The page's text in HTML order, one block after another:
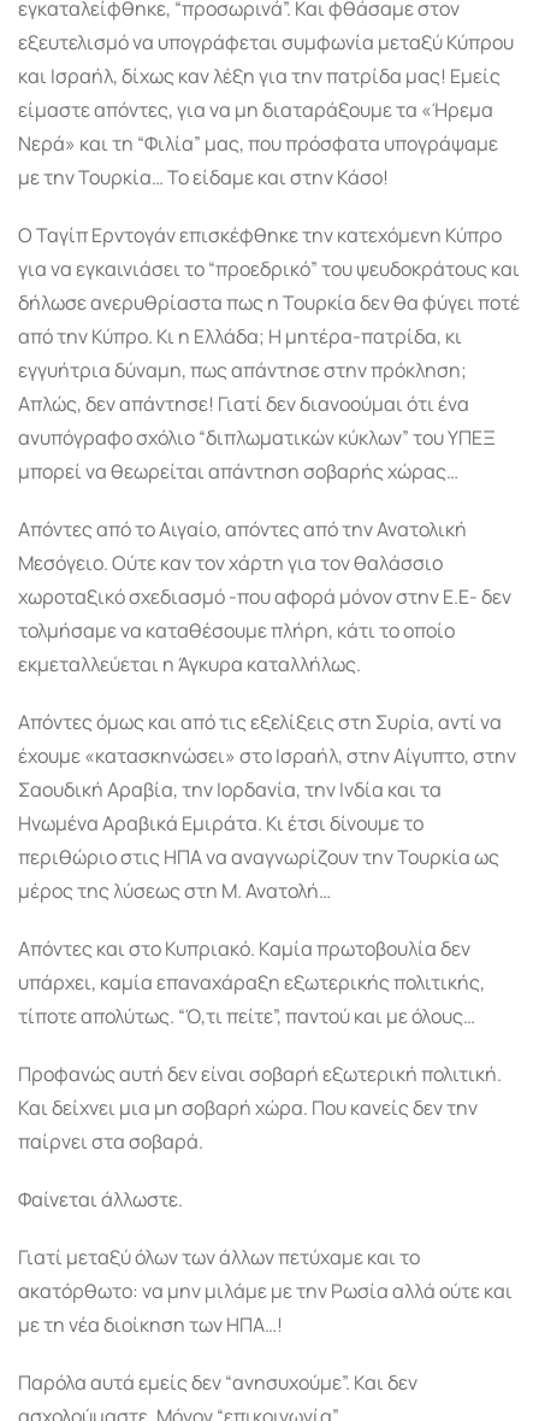
εγκαταλείφθηκε, “προσωρινά”. Και φθάσαμε στον
εξευτελισμό να υπογράφεται συμφωνία μεταξύ Κύπρου
και Ισραήλ, δίχως καν λέξη για την πατρίδα μας! Εμείς
είμαστε απόντες, για να μη διαταράξουμε τα «Ήρεμα
Νερά» και τη “Φιλία” μας, που πρόσφατα υπογράψαμε
με την Τουρκία… Το είδαμε και στην Κάσο!
Ο Ταγίπ Ερντογάν επισκέφθηκε την κατεχόμενη Κύπρο
για να εγκαινιάσει το “προεδρικό” του ψευδοκράτους και
δήλωσε ανερυθρίαστα πως η Τουρκία δεν θα φύγει ποτέ
από την Κύπρο. Κι η Ελλάδα; Η μητέρα-πατρίδα, κι
εγγυήτρια δύναμη, πως απάντησε στην πρόκληση;
Απλώς, δεν απάντησε! Γιατί δεν διανοούμαι ότι ένα
ανυπόγραφο σχόλιο “διπλωματικών κύκλων” του ΥΠΕΞ
μπορεί να θεωρείται απάντηση σοβαρής χώρας…
Απόντες από το Αιγαίο, απόντες από την Ανατολική
Μεσόγειο. Ούτε καν τον χάρτη για τον θαλάσσιο
χωροταξικό σχεδιασμό -που αφορά μόνον στην Ε.Ε- δεν
τολμήσαμε να καταθέσουμε πλήρη, κάτι το οποίο
εκμεταλλεύεται η Άγκυρα καταλλήλως.
Απόντες όμως και από τις εξελίξεις στη Συρία, αντί να
έχουμε «κατασκηνώσει» στο Ισραήλ, στην Αίγυπτο, στην
Σαουδική Αραβία, την Ιορδανία, την Ινδία και τα
Ηνωμένα Αραβικά Εμιράτα. Κι έτσι δίνουμε το
περιθώριο στις ΗΠΑ να αναγνωρίζουν την Τουρκία ως
μέρος της λύσεως στη Μ. Ανατολή…
Απόντες και στο Κυπριακό. Καμία πρωτοβουλία δεν
υπάρχει, καμία επαναχάραξη εξωτερικής πολιτικής,
τίποτε απολύτως. “Ό,τι πείτε”, παντού και με όλους…
Προφανώς αυτή δεν είναι σοβαρή εξωτερική πολιτική.
Και δείχνει μια μη σοβαρή χώρα. Που κανείς δεν την
παίρνει στα σοβαρά.
Φαίνεται άλλωστε.
Γιατί μεταξύ όλων των άλλων πετύχαμε και το
ακατόρθωτο: να μην μιλάμε με την Ρωσία αλλά ούτε και
με τη νέα διοίκηση των ΗΠΑ…!
Παρόλα αυτά εμείς δεν “ανησυχούμε”. Και δεν